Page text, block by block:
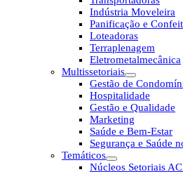
Indústria Moveleira
Panificação e
Loteadoras
Terraplenagem
Eletrometalmecânica
Multissetoriais
Gestão de
Hospitalidade
Gestão e Qualidade
Marketing
Saúde e Bem-Estar
Segurança e Saúde
Temáticos
Núcleos Setoriais